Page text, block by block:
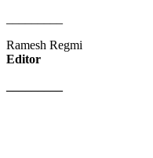
Ramesh Regmi
Editor